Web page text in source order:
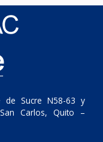
de Sucre N58-63 y
Carlos, Quito –